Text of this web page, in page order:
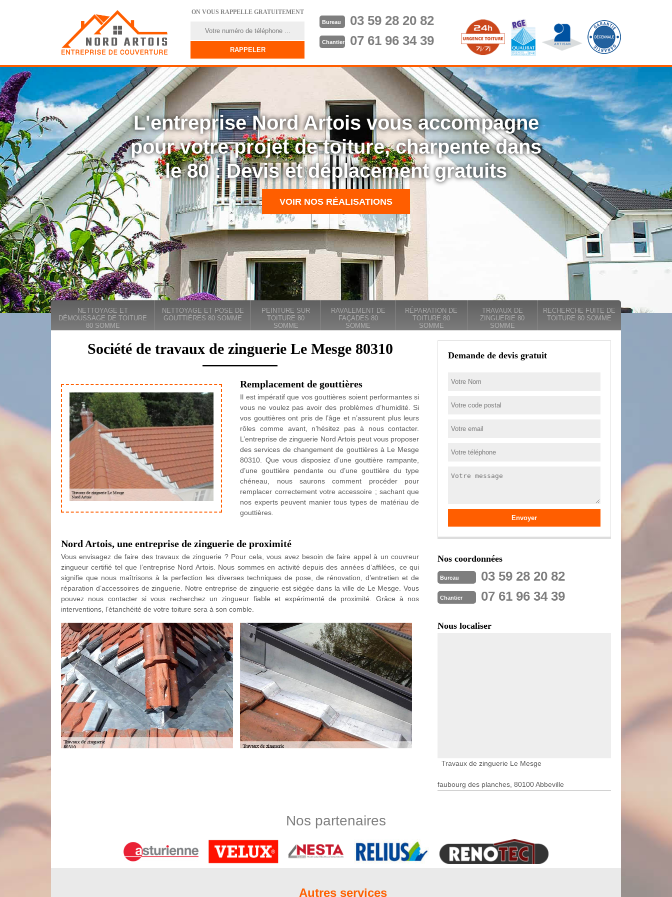
ON VOUS RAPPELLE GRATUITEMENT
Bureau 03 59 28 20 82
Chantier 07 61 96 34 39
L'entreprise Nord Artois vous accompagne
pour votre projet de toiture, charpente dans
le 80 : Devis et déplacement gratuits
VOIR NOS RÉALISATIONS
NETTOYAGE ET
DÉMOUSSAGE DE TOITURE
80 SOMME
NETTOYAGE ET POSE DE
GOUTTIÈRES 80 SOMME
PEINTURE SUR
TOITURE 80
SOMME
RAVALEMENT DE
FAÇADES 80
SOMME
RÉPARATION DE
TOITURE 80
SOMME
TRAVAUX DE
ZINGUERIE 80
SOMME
RECHERCHE FUITE DE
TOITURE 80 SOMME
Société de travaux de zinguerie Le Mesge 80310
Remplacement de gouttières
Il est impératif que vos gouttières soient performantes si
vous ne voulez pas avoir des problèmes d’humidité. Si
vos gouttières ont pris de l’âge et n’assurent plus leurs
rôles comme avant, n’hésitez pas à nous contacter.
L’entreprise de zinguerie Nord Artois peut vous proposer
des services de changement de gouttières à Le Mesge
80310. Que vous disposiez d’une gouttière rampante,
d’une gouttière pendante ou d’une gouttière du type
chéneau, nous saurons comment procéder pour
remplacer correctement votre accessoire ; sachant que
nos experts peuvent manier tous types de matériau de
gouttières.
Nord Artois, une entreprise de zinguerie de proximité
Vous envisagez de faire des travaux de zinguerie ? Pour cela, vous avez besoin de faire appel à un couvreur
zingueur certifié tel que l’entreprise Nord Artois. Nous sommes en activité depuis des années d’affilées, ce qui
signifie que nous maîtrisons à la perfection les diverses techniques de pose, de rénovation, d’entretien et de
réparation d’accessoires de zinguerie. Notre entreprise de zinguerie est siégée dans la ville de Le Mesge. Vous
pouvez nous contacter si vous recherchez un zingueur fiable et expérimenté de proximité. Grâce à nos
interventions, l’étanchéité de votre toiture sera à son comble.
bénéficier si jamais vous rencontrez des accidents matériels ou humains causés par un défaut de fabrication de
nos ouvrages, c’est-à-dire des gouttières que nous avons installé, des planches de rives, des verrières, des
Travaux de zinguerie
bonne présentation de la hauteur de la fondation. Tout travaux de zinguerie ne peut pas assurer par tout le
Demande de devis gratuit
Nos coordonnées
Bureau 03 59 28 20 82
Chantier 07 61 96 34 39
Nous localiser
Travaux de zinguerie Le Mesge
faubourg des planches, 80100 Abbeville
Nos partenaires
Autres services